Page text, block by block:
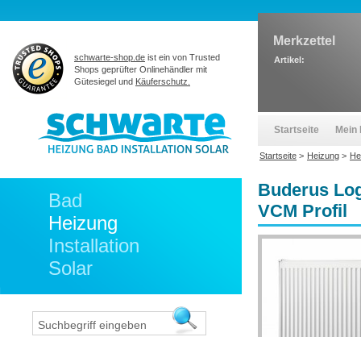
Buderus
VCM Profil
Bad
Heizung
Installation
Solar
schwarte-shop.de ist ein von Trusted
Shops geprüfter Onlinehändler mit
Gütesiegel und Käuferschutz.
Merkzettel
Artikel:
Startseite Mein
Startseite > Heizung >